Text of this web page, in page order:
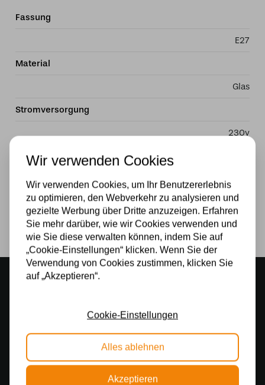
Fassung
E27
Material
Glas
Stromversorgung
230v
Wattzahl
Lichtquelle
Stimmungsvoller Showroom
Kostenloser Versand
Kostenloser Versand in Deutschland ab 99 €
Wir verwenden Cookies
Wir verwenden Cookies, um Ihr Benutzererlebnis
zu optimieren, den Webverkehr zu analysieren und
gezielte Werbung über Dritte anzuzeigen. Erfahren
Sie mehr darüber, wie wir Cookies verwenden und
wie Sie diese verwalten können, indem Sie auf
„Cookie-Einstellungen“ klicken. Wenn Sie der
Verwendung von Cookies zustimmen, klicken Sie
auf „Akzeptieren“.
Cookie-Einstellungen
Alles ablehnen
Akzeptieren